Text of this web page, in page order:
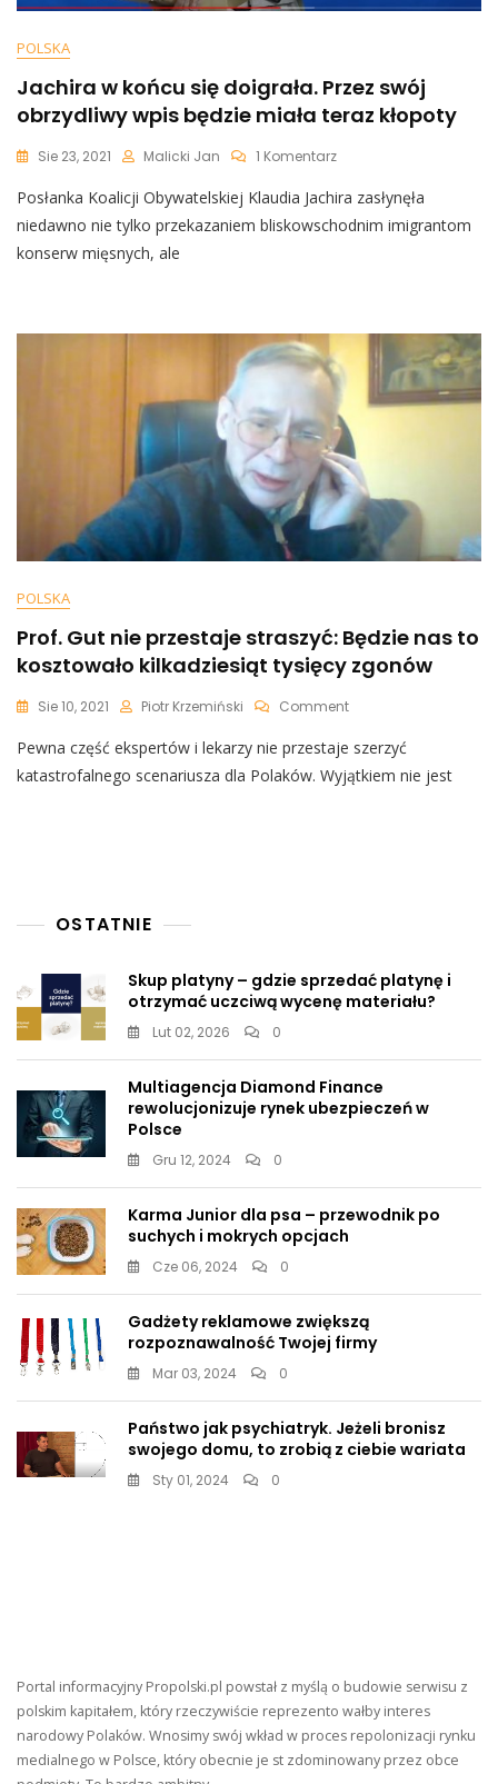
POLSKA
Jachira w końcu się doigrała. Przez swój
obrzydliwy wpis będzie miała teraz kłopoty
Sie 23, 2021 Malicki Jan 1 KomentarzDo
W
Końcu
Będzie
Teraz
Kłopoty
Posłanka Koalicji Obywatelskiej Klaudia Jachira zasłynęła
niedawno nie tylko przekazaniem bliskowschodnim imigrantom
konserw mięsnych, ale
POLSKA
Prof. Gut nie przestaje straszyć: Będzie nas to
kosztowało kilkadziesiąt tysięcy zgonów
Sie 10, 2021 Piotr Krzemiński CommentOn
Gut
Nie
Przestaje
Pewna część ekspertów i lekarzy nie przestaje szerzyć
katastrofalnego scenariusza dla Polaków. Wyjątkiem nie jest
OSTATNIE
Skup platyny – gdzie sprzedać platynę i
otrzymać uczciwą wycenę materiału?
Lut 02, 2026 0
Multiagencja Diamond Finance
rewolucjonizuje rynek ubezpieczeń w
Polsce
Gru 12, 2024 0
Karma Junior dla psa – przewodnik po
suchych i mokrych opcjach
Cze 06, 2024 0
Gadżety reklamowe zwiększą
rozpoznawalność Twojej firmy
Mar 03, 2024 0
Państwo jak psychiatryk. Jeżeli bronisz
swojego domu, to zrobią z ciebie wariata
Sty 01, 2024 0
Portal informacyjny Propolski.pl powstał z myślą o budowie serwisu z
polskim kapitałem, który rzeczywiście reprezento wałby interes
narodowy Polaków. Wnosimy swój wkład w proces repolonizacji rynku
medialnego w Polsce, który obecnie je st zdominowany przez obce